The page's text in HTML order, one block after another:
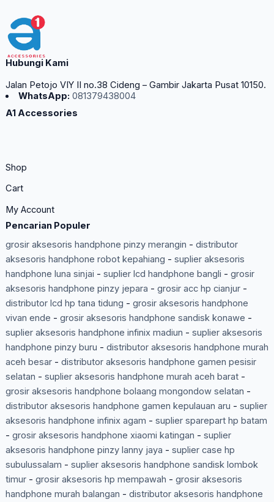
Hubungi Kami
Jalan Petojo VIY II no.38 Cideng – Gambir Jakarta Pusat 10150.
WhatsApp: 081379438004
A1 Accessories
Shop
Cart
My Account
Pencarian Populer
grosir aksesoris handphone pinzy merangin - distributor
aksesoris handphone robot kepahiang - suplier aksesoris
handphone luna sinjai - suplier lcd handphone bangli - grosir
aksesoris handphone pinzy jepara - grosir acc hp cianjur-
distributor lcd hp tana tidung - grosir aksesoris handphone
vivan ende - grosir aksesoris handphone sandisk konawe -
suplier aksesoris handphone infinix madiun - suplier aksesoris
handphone pinzy buru - distributor aksesoris handphone murah
aceh besar- distributor aksesoris handphone gamen pesisir
selatan - suplier aksesoris handphone murah aceh barat-
grosir aksesoris handphone bolaang mongondow selatan -
distributor aksesoris handphone gamen kepulauan aru - suplier
aksesoris handphone infinix agam - suplier sparepart hp batam
- grosir aksesoris handphone xiaomi katingan - suplier
aksesoris handphone pinzy lanny jaya - suplier case hp
subulussalam - suplier aksesoris handphone sandisk lombok
timur- grosir aksesoris hp mempawah - grosir aksesoris
handphone murah balangan - distributor aksesoris handphone